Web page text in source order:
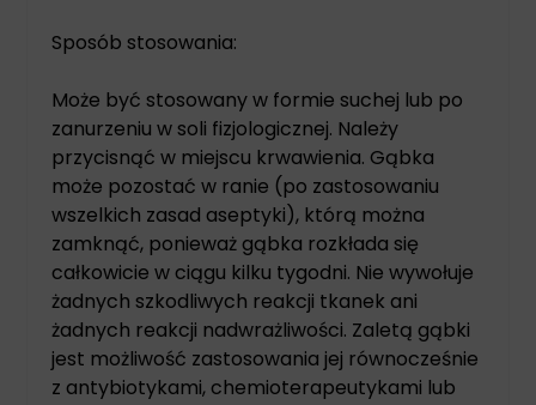
Sposób stosowania:
Może być stosowany w formie suchej lub po
zanurzeniu w soli fizjologicznej. Należy
przycisnąć w miejscu krwawienia. Gąbka
może pozostać w ranie (po zastosowaniu
wszelkich zasad aseptyki), którą można
zamknąć, ponieważ gąbka rozkłada się
całkowicie w ciągu kilku tygodni. Nie wywołuje
żadnych szkodliwych reakcji tkanek ani
żadnych reakcji nadwrażliwości. Zaletą gąbki
jest możliwość zastosowania jej równocześnie
z antybiotykami, chemioterapeutykami lub